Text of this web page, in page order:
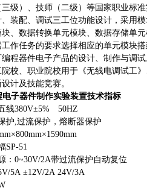
级）、技师（二级）等国家职业标准
装配、调试三工位功能设计，采用
、数据转换单元模块、数据存储单
作任务的要求选择相应的单元模块
程器件电子产品的设计、制作与调试
校、职业院校用于《无线电调试工
计及技能竞赛。
电子器件制作实验装置技术指标
线380V±5% 50HZ
护,过流保护，熔断器保护
SP-51
：0~30V/2A带过流保护自动复位
5A ±12V/2A 24V/3A